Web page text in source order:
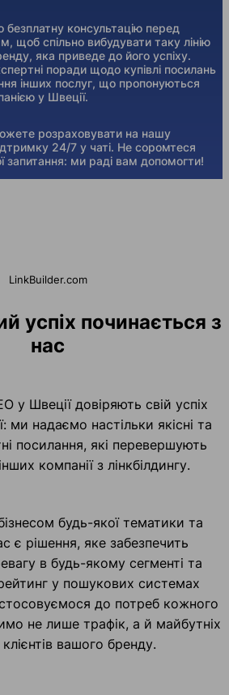
безплатну консультацію перед
щоб спільно вибудувати таку лінію
яка приведе до його успіху.
поради щодо купівлі посилань
інших послуг, що пропонуються
у Швеції.
розраховувати на нашу
24/7 у чаті. Не соромтеся
запитання: ми раді вам допомогти!
LinkBuilder.com
успіх починається з
нас
у Швеції довіряють свій успіх
ми надаємо настільки якісні та
посилання, які перевершують
компанії з лінкбілдингу.
будь-якої тематики та
є рішення, яке забезпечить
в будь-якому сегменті та
у пошукових системах
до потреб кожного
не лише трафік, а й майбутніх
вашого бренду.